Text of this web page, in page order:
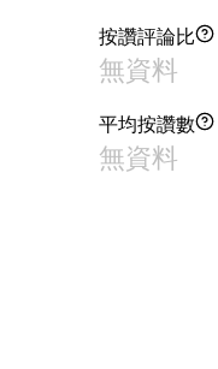
按讚評論比
無資料
平均按讚數
無資料